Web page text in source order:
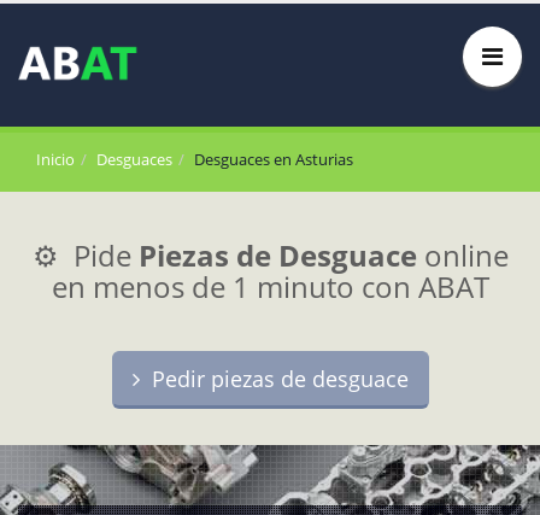
Inicio Desguaces Desguaces en Asturias
⚙️ Pide Piezas de Desguace online
en menos de 1 minuto con ABAT
Pedir piezas de desguace